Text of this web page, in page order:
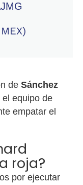
de Sánchez
equipo de
empatar el
roja?
por ejecutar